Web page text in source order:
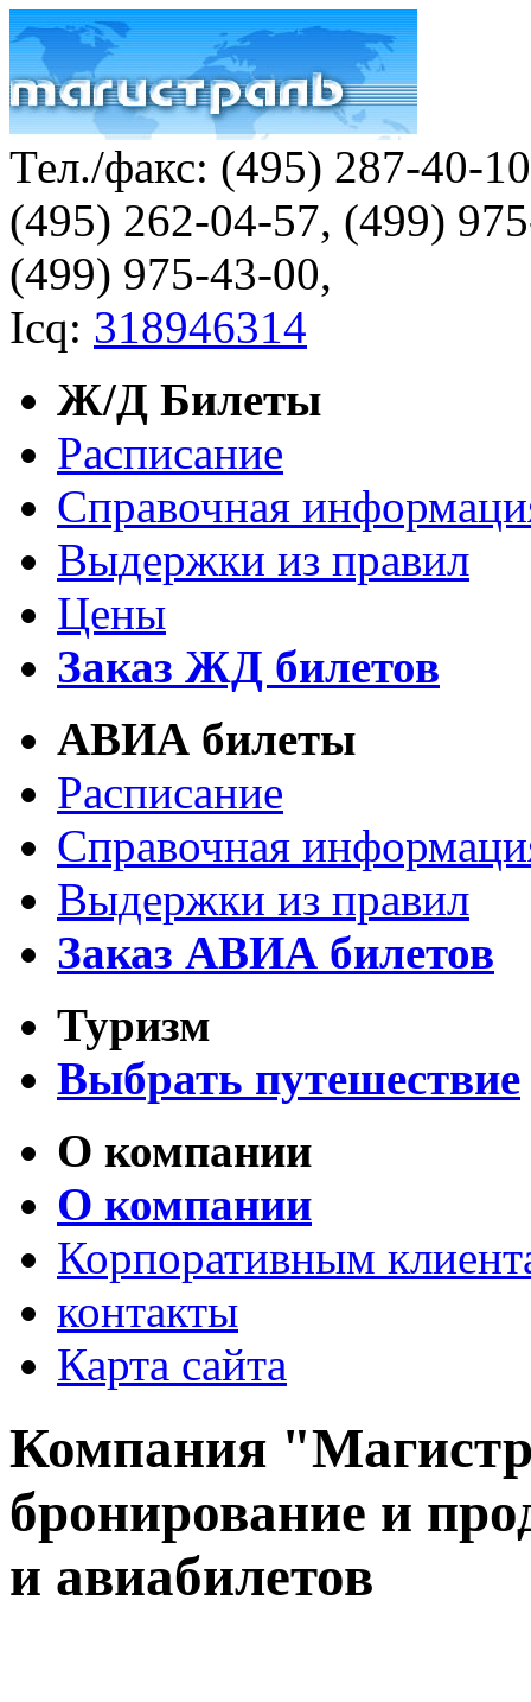
Тел./факс: (495) 287-40-
(495) 262-04-57, (499)
(499) 975-43-00,
Icq: 318946314
Ж/Д Билеты
Расписание
Справочная
Выдержки из правил
Цены
Заказ ЖД билетов
АВИА билеты
Расписание
Справочная
Выдержки из правил
Заказ АВИА билетов
Туризм
Выбрать путешествие
О компании
О компании
Корпоративным
контакты
Карта сайта
Компания
бронирование и
и авиабилетов